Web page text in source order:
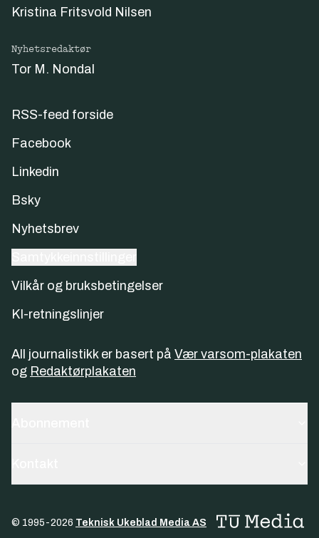
Kristina Fritsvold Nilsen
Nyhetsredaktør
Tor M. Nondal
RSS-feed forside
Facebook
Linkedin
Bsky
Nyhetsbrev
Vilkår og bruksbetingelser
KI-retningslinjer
All journalistikk er basert på Vær varsom-plakaten
og Redaktørplakaten
© 1995-2026 Teknisk Ukeblad Media AS